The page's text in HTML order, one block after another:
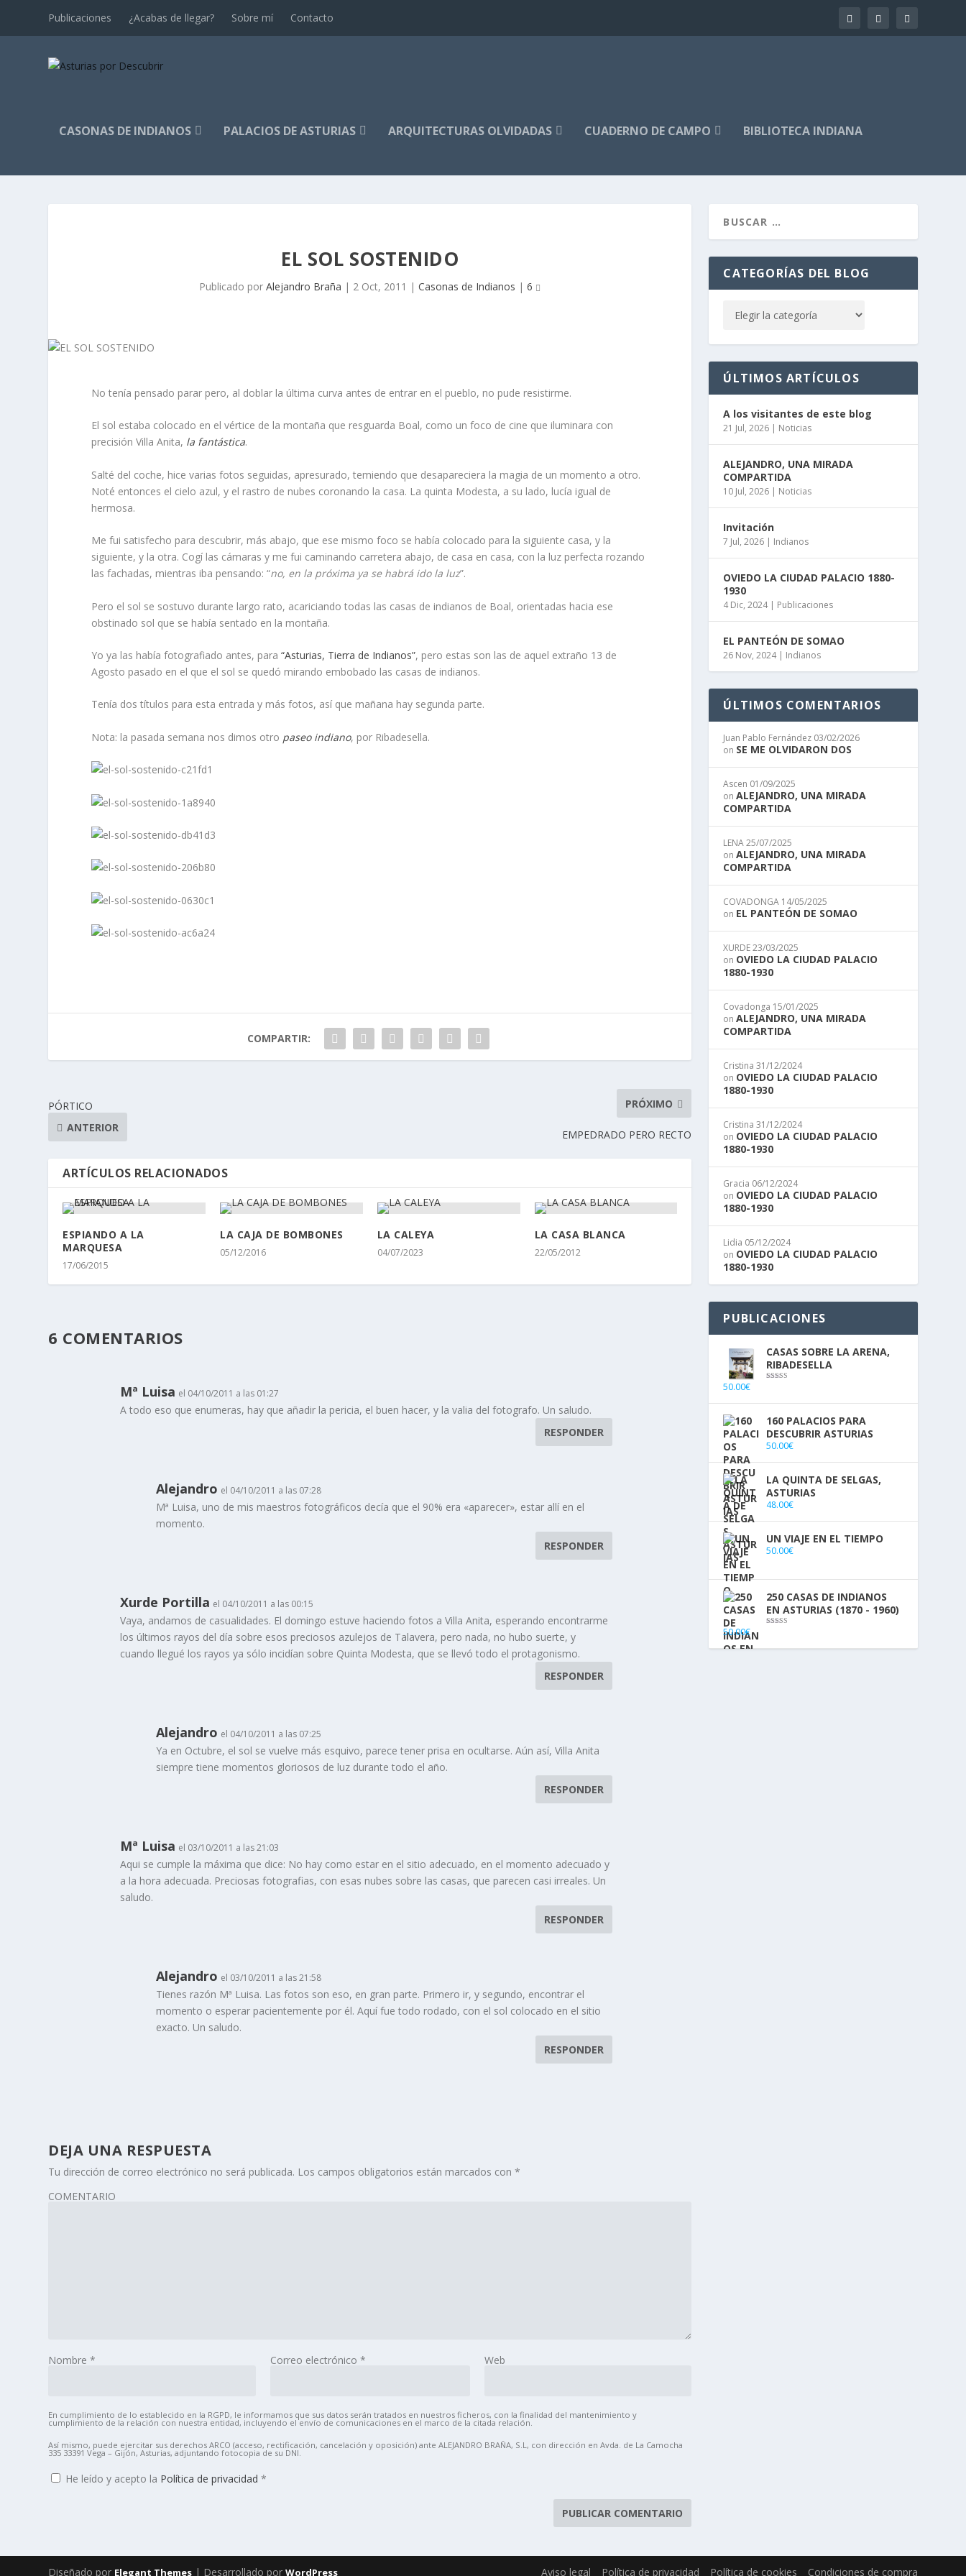
Publicaciones ¿Acabas de llegar? Sobre mí Contacto
CASONAS DE INDIANOS PALACIOS DE ASTURIAS ARQUITECTURAS OLVIDADAS CUADERNO DE CAMPO BIBLIOTECA INDIANA
EL SOL SOSTENIDO
Publicado porAlejandro Braña | 2 Oct, 2011 |Casonas de Indianos |6
No tenía pensado parar pero, al doblar la última curva antes de entrar en el pueblo, no pude resistirme.
El sol estaba colocado en el vértice de la montaña que resguarda Boal, como un foco de cine que iluminara con
precisión Villa Anita, la fantástica.
Salté del coche, hice varias fotos seguidas, apresurado, temiendo que desapareciera la magia de un momento a otro.
Noté entonces el cielo azul, y el rastro de nubes coronando la casa. La quinta Modesta, a su lado, lucía igual de
hermosa.
Me fui satisfecho para descubrir, más abajo, que ese mismo foco se había colocado para la siguiente casa, y la
siguiente, y la otra. Cogí las cámaras y me fui caminando carretera abajo, de casa en casa, con la luz perfecta rozando
las fachadas, mientras iba pensando: “no, en la próxima ya se habrá ido la luz”.
Pero el sol se sostuvo durante largo rato, acariciando todas las casas de indianos de Boal, orientadas hacia ese
obstinado sol que se había sentado en la montaña.
Yo ya las había fotografiado antes, para“Asturias, Tierra de Indianos”, pero estas son las de aquel extraño 13 de
Agosto pasado en el que el sol se quedó mirando embobado las casas de indianos.
Tenía dos títulos para esta entrada y más fotos, así que mañana hay segunda parte.
Nota: la pasada semana nos dimos otro paseo indiano, por Ribadesella.
COMPARTIR:
PÓRTICO
ANTERIOR
PRÓXIMO
EMPEDRADO PERO RECTO
ARTÍCULOS RELACIONADOS
ESPIANDO A LA
MARQUESA
17/06/2015
LA CAJA DE BOMBONES
05/12/2016
LA CALEYA
04/07/2023
LA CASA BLANCA
22/05/2012
6 COMENTARIOS
Mª Luisa el 04/10/2011 a las 01:27
A todo eso que enumeras, hay que añadir la pericia, el buen hacer, y la valia del fotografo. Un saludo.
RESPONDER
Alejandro el 04/10/2011 a las 07:28
Mª Luisa, uno de mis maestros fotográficos decía que el 90% era «aparecer», estar allí en el
momento.
RESPONDER
Xurde Portilla el 04/10/2011 a las 00:15
Vaya, andamos de casualidades. El domingo estuve haciendo fotos a Villa Anita, esperando encontrarme
los últimos rayos del día sobre esos preciosos azulejos de Talavera, pero nada, no hubo suerte, y
cuando llegué los rayos ya sólo incidían sobre Quinta Modesta, que se llevó todo el protagonismo.
RESPONDER
Alejandro el 04/10/2011 a las 07:25
Ya en Octubre, el sol se vuelve más esquivo, parece tener prisa en ocultarse. Aún así, Villa Anita
siempre tiene momentos gloriosos de luz durante todo el año.
RESPONDER
Mª Luisa el 03/10/2011 a las 21:03
Aqui se cumple la máxima que dice: No hay como estar en el sitio adecuado, en el momento adecuado y
a la hora adecuada. Preciosas fotografias, con esas nubes sobre las casas, que parecen casi irreales. Un
saludo.
RESPONDER
Alejandro el 03/10/2011 a las 21:58
Tienes razón Mª Luisa. Las fotos son eso, en gran parte. Primero ir, y segundo, encontrar el
momento o esperar pacientemente por él. Aquí fue todo rodado, con el sol colocado en el sitio
exacto. Un saludo.
RESPONDER
DEJA UNA RESPUESTA
Tu dirección de correo electrónico no será publicada. Los campos obligatorios están marcados con*
COMENTARIO
Nombre* Correo electrónico * Web
En cumplimiento de lo establecido en la RGPD, le informamos que sus datos serán tratados en nuestros ficheros, con la finalidad del mantenimiento y
cumplimiento de la relación con nuestra entidad, incluyendo el envío de comunicaciones en el marco de la citada relación.
Así mismo, puede ejercitar sus derechos ARCO (acceso, rectificación, cancelación y oposición) ante ALEJANDRO BRAÑA, S.L, con dirección en Avda. de La Camocha
335 33391 Vega – Gijón, Asturias, adjuntando fotocopia de su DNI.
He leído y acepto la Política de privacidad*
CATEGORÍAS DEL BLOG
ÚLTIMOS ARTÍCULOS
A los visitantes de este blog
21 Jul, 2026 | Noticias
ALEJANDRO, UNA MIRADA
COMPARTIDA
10 Jul, 2026 | Noticias
Invitación
7 Jul, 2026 | Indianos
OVIEDO LA CIUDAD PALACIO 1880-
1930
4 Dic, 2024| Publicaciones
EL PANTEÓN DE SOMAO
26 Nov, 2024| Indianos
ÚLTIMOS COMENTARIOS
Juan Pablo Fernández 03/02/2026
on SE ME OLVIDARON DOS
Ascen 01/09/2025
onALEJANDRO, UNA MIRADA
COMPARTIDA
LENA25/07/2025
onALEJANDRO, UNA MIRADA
COMPARTIDA
COVADONGA 14/05/2025
on EL PANTEÓN DE SOMAO
XURDE23/03/2025
on OVIEDO LA CIUDAD PALACIO
1880-1930
Covadonga 15/01/2025
onALEJANDRO, UNA MIRADA
COMPARTIDA
Cristina 31/12/2024
on OVIEDO LA CIUDAD PALACIO
1880-1930
Cristina 31/12/2024
on OVIEDO LA CIUDAD PALACIO
1880-1930
Gracia 06/12/2024
on OVIEDO LA CIUDAD PALACIO
1880-1930
Lidia 05/12/2024
on OVIEDO LA CIUDAD PALACIO
1880-1930
PUBLICACIONES
CASAS SOBRE LA ARENA,
RIBADESELLA
50.00€
160 PALACIOS PARA
DESCUBRIR ASTURIAS
50.00€
LA QUINTA DE SELGAS,
ASTURIAS
48.00€
UN VIAJE EN EL TIEMPO
50.00€
250 CASAS DE INDIANOS
EN ASTURIAS (1870 - 1960)
50.00€
Diseñado por Elegant Themes | Desarrollado porWordPress Aviso legal Política de privacidad Política de cookies Condiciones de compra